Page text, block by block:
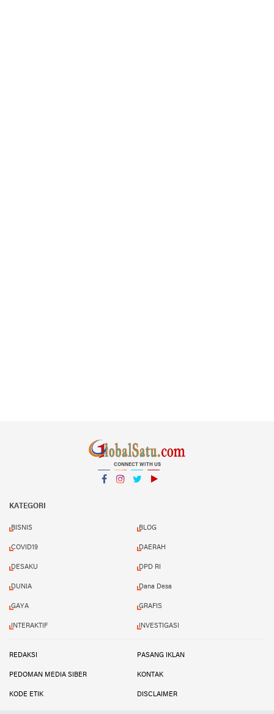
CONNECT WITH US
KATEGORI
BISNIS BLOG
COVID19 DAERAH
DESAKU DPD RI
DUNIA Dana Desa
GAYA GRAFIS
INTERAKTIF INVESTIGASI
REDAKSI PASANG IKLAN
PEDOMAN MEDIA SIBER KONTAK
KODE ETIK DISCLAIMER